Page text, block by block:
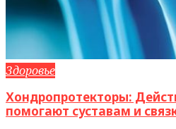
Здоровье
Хондропротекторы:
помогают суставам и